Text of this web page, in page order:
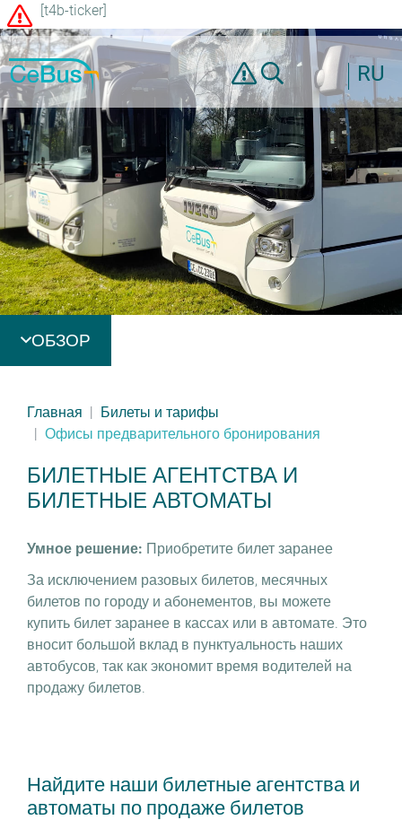
[t4b-ticker]
RU
ОБЗОР
Главная
Билеты и тарифы
Офисы предварительного бронирования
БИЛЕТНЫЕ АГЕНТСТВА И
БИЛЕТНЫЕ АВТОМАТЫ
Умное решение: Приобретите билет заранее
За исключением разовых билетов, месячных
билетов по городу и абонементов, вы можете
купить билет заранее в кассах или в автомате. Это
вносит большой вклад в пунктуальность наших
автобусов, так как экономит время водителей на
продажу билетов.
Найдите наши билетные агентства и
автоматы по продаже билетов